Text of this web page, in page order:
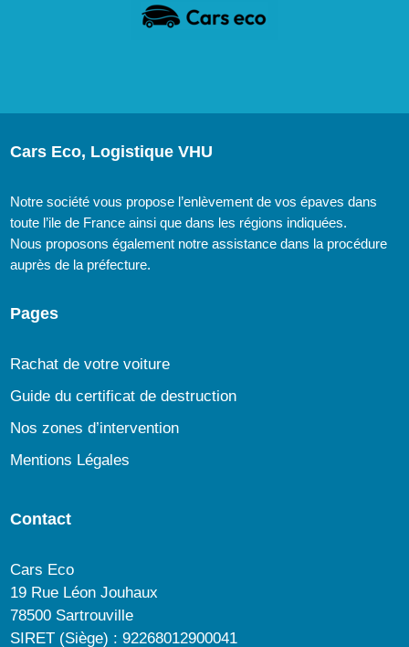
Cars Eco, Logistique VHU
Notre société vous propose l’enlèvement de vos épaves dans
toute l’ile de France ainsi que dans les régions indiquées.
Nous proposons également notre assistance dans la procédure
auprès de la préfecture.
Pages
Rachat de votre voiture
Guide du certificat de destruction
Nos zones d’intervention
Mentions Légales
Contact
Cars Eco
19 Rue Léon Jouhaux
78500 Sartrouville
SIRET (Siège) : 92268012900041